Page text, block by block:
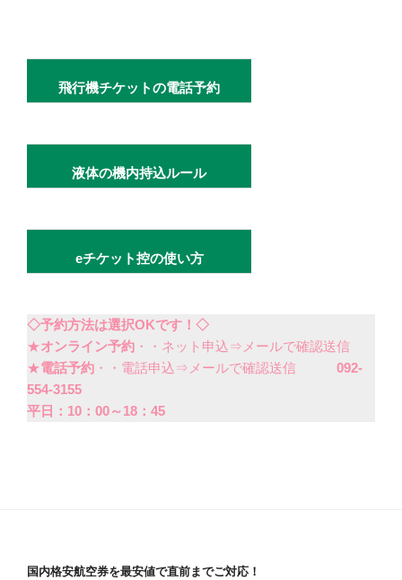
飛行機チケットの電話予約
液体の機内持込ルール
eチケット控の使い方
◇予約方法は選択OKです！◇
★オンライン予約 ・・ネット申込⇒メールで確認送信
★電話予約 ・・電話申込⇒メールで確認送信 092-
554-3155
平日：10：00～18：45
国内格安航空券を最安値で直前までご対応！